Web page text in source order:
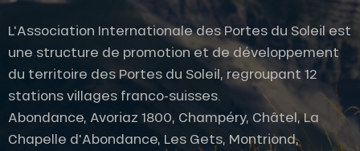
L'Association Internationale des Portes du Soleil est
une structure de promotion et de développement
du territoire des Portes du Soleil, regroupant 12
stations villages franco-suisses.
Abondance, Avoriaz 1800, Champéry, Châtel, La
Chapelle d'Abondance, Les Gets, Montriond,